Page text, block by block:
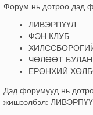
Форум нь дотроо дэд
ЛИВЭРПҮҮЛ
ФЭН КЛУБ
ЧӨЛӨӨТ БУЛАН
ЕРӨНХИЙ
Дэд форумууд нь
жишээлбэл: